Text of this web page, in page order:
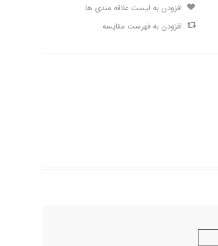
افزودن به لیست علاقه مندی ها
افزودن به فهرست مقایسه